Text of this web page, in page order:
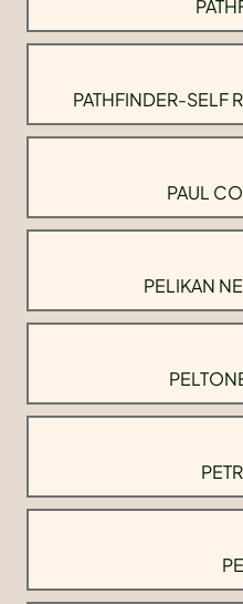
PATHFINDER-SELF
PAUL
PELIKAN